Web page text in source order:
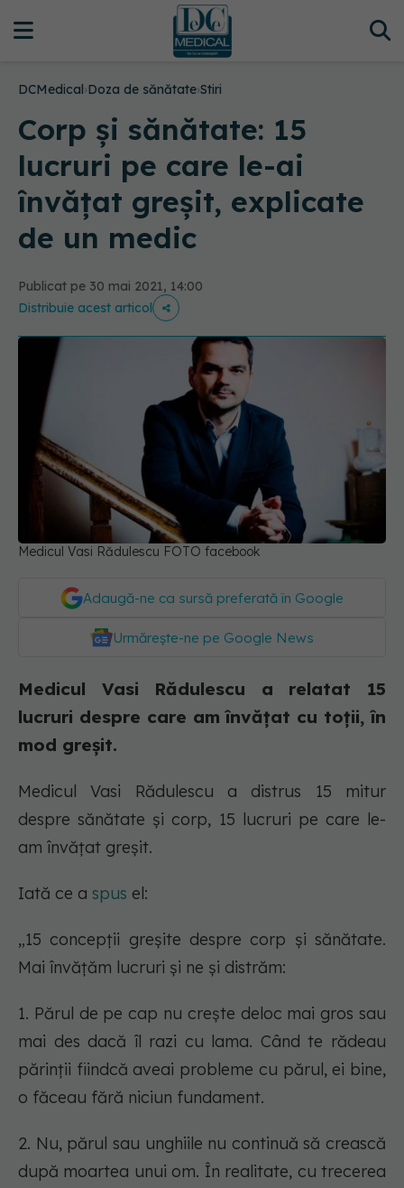
DCMedical›Doza de sănătate›Stiri
Corp și sănătate: 15
lucruri pe care le-ai
învățat greșit, explicate
de un medic
Publicat pe 30 mai 2021, 14:00
Distribuie acest articol
Medicul Vasi Rădulescu FOTO facebook
Adaugă-ne ca sursă preferată în Google
Urmărește-ne pe Google News
Medicul Vasi Rădulescu a relatat 15
lucruri despre care am învățat cu toții, în
mod greșit.
Medicul Vasi Rădulescu a distrus 15 mitur
despre sănătate și corp, 15 lucruri pe care le-
am învățat greșit.
Iată ce a spus el:
„15 concepții greșite despre corp și sănătate.
Mai învățăm lucruri și ne și distrăm:
1. Părul de pe cap nu crește deloc mai gros sau
mai des dacă îl razi cu lama. Când te rădeau
părinții fiindcă aveai probleme cu părul, ei bine,
o făceau fără niciun fundament.
2. Nu, părul sau unghiile nu continuă să crească
după moartea unui om. În realitate, cu trecerea